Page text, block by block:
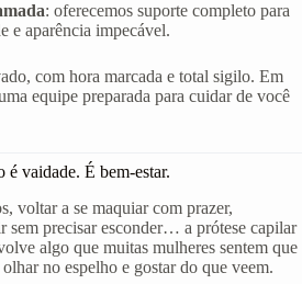
: oferecemos suporte completo para
e aparência impecável.
com hora marcada e total sigilo. Em
equipe preparada para cuidar de você
é vaidade. É bem-estar.
voltar a se maquiar com prazer,
sem precisar esconder… a prótese capilar
algo que muitas mulheres sentem que
no espelho e gostar do que veem.